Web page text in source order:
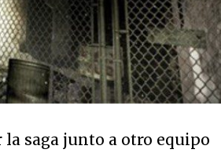
saga junto a otro equipo